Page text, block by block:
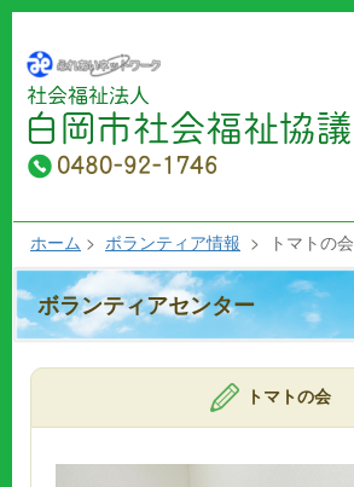
ホーム > ボランティア情報 > トマトの会
ボランティアセンター
トマトの会